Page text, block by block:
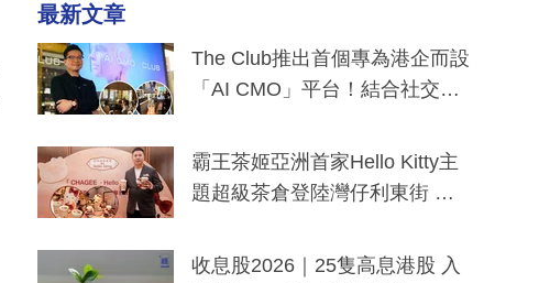
最新文章
The Club推出首個專為港企而設
「AI CMO」平台！結合社交聆
分鐘生成「貼地」宣傳短片
霸王茶姬亞洲首家Hello Kitty主
題超級茶倉登陸灣仔利東街 推
y及香港限定特調系列
收息股2026｜25隻高息港股 入